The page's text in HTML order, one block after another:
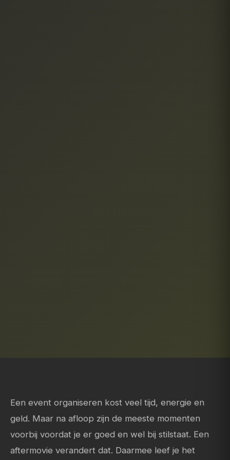
Een event organiseren kost veel tijd, energie en
geld. Maar na afloop zijn de meeste momenten
voorbij voordat je er goed en wel bij stilstaat. Een
aftermovie verandert dat. Daarmee leef je het